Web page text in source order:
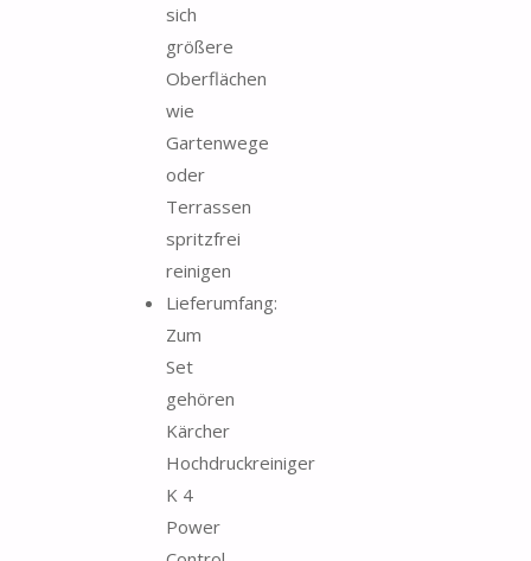
sich
größere
Oberflächen
wie
Gartenwege
oder
Terrassen
spritzfrei
reinigen
Lieferumfang:
Zum
Set
gehören
Kärcher
Hochdruckreiniger
K 4
Power